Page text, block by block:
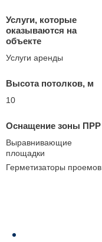
Услуги, которые
оказываются на
объекте
Услуги аренды
Высота потолков, м
10
Оснащение зоны ПРР
Выравнивающие
площадки
Герметизаторы проемов